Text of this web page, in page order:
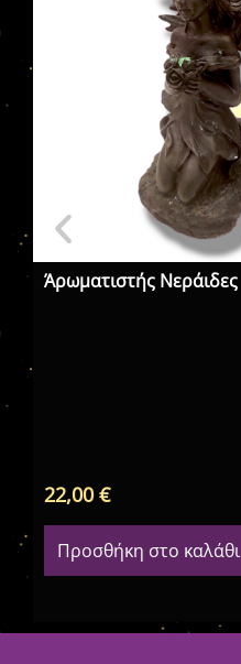
Άρωματιστής Νεράιδες
22,00€
Προσθήκη στο καλάθι